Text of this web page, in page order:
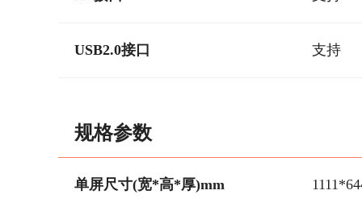
USB2.0接口 支持
规格参数
单屏尺寸(宽*高*厚)mm